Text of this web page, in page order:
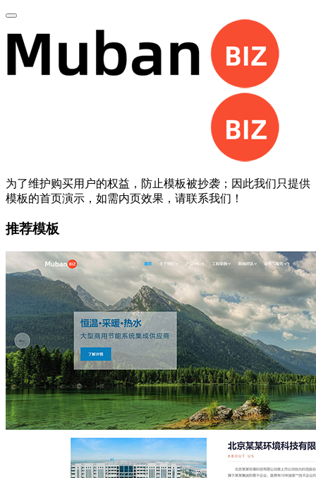
为了维护购买用户的权益，防止模板被抄袭；因此我们只提供
模板的首页演示，如需内页效果，请联系我们！
推荐模板